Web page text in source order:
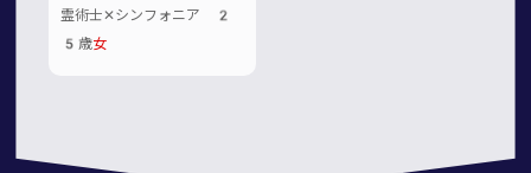
霊術士✕シンフォニア 2
5歳女